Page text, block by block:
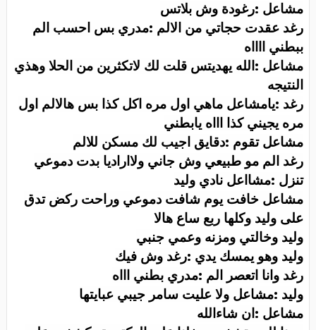
مشاعل :رغودة وش بلاتس
رغد عقدت حجاتي من الالم :مدري بس احسب الم
ببطني ااااه
مشاعل :الله يهديتس قلت لك لاتكثرين من الحلا وهذي
النتيجه
رغد :يامشاعل ماهي اول مره اكل كذا بس هالالم اول
مره يجيني كذا اااه يابطني
مشاعل تقوم :دقايق اجيب لك مسكن للالم
رغد الم مو طبيعي وش جاني ولااراديا بدت دموعي
تنزل :مشااعل نادي وليد
مشاعل خافت يوم شافت دموعي وراحت ركض تدق
على وليد وكلها ربع ساع هالا
وليد وخالتي ومزنه وعمي جنبي
وليد وهو يمسك يدي :رغد وش فيك
رغد وانا اتعصر الم :مدري بطني اااه
وليد :مشاعل ولا عليت سامر جيبي عبايتها
مشاعل :ان شاءالله